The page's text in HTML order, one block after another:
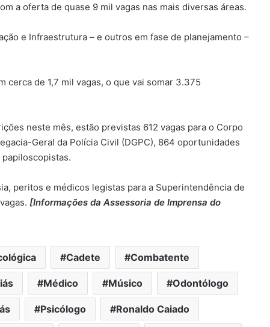
a oferta de quase 9 mil vagas nas mais diversas áreas.
e Infraestrutura – e outros em fase de planejamento –
cerca de 1,7 mil vagas, o que vai somar 3.375
neste mês, estão previstas 612 vagas para o Corpo
Geral da Polícia Civil (DGPC), 864 oportunidades
peritos e médicos legistas para a Superintendência de
[Informações da Assessoria de Imprensa do
Cadete Combatente
Médico Músico Odontólogo
Psicólogo Ronaldo Caiado
TECNOLOGIA – Frota de drones
agiliza manutenções preventivas
na rede de energia elétrica em
28 ações contra a Equatorial após
investimentos de R$ 7,1 bilhões em
Goiás
MAIS BENEFICIÁRIOS – Daniel Vilela
autoriza inclusão de parentes até
quarto grau no Ipasgo Saúde